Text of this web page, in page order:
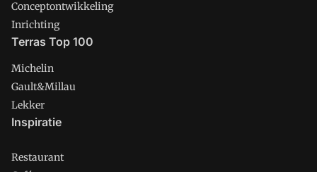
Conceptontwikkeling
Inrichting
Terras Top 100
Michelin
Gault&Millau
Lekker
Inspiratie
Restaurant